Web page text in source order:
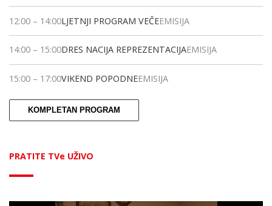
12:00 – 14:00LJETNJI PROGRAM VEČEEMISIJA
14:00 – 15:00DRES NACIJA REPREZENTACIJAEMISIJA
15:00 – 17:00VIKEND POPODNEEMISIJA
KOMPLETAN PROGRAM
PRATITE TVe UŽIVO